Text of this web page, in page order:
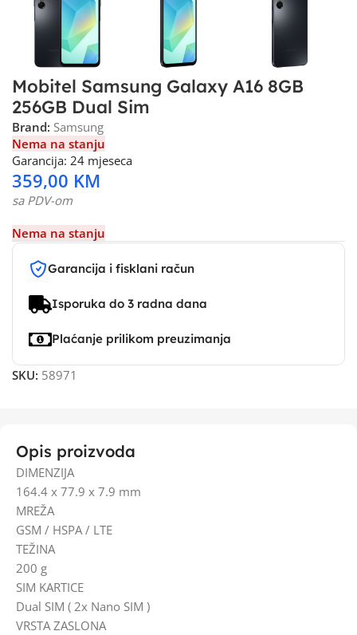
Mobitel Samsung Galaxy A16 8GB
256GB Dual Sim
Brand: Samsung
Nema na stanju
Garancija: 24 mjeseca
359,00 KM
sa PDV-om
Nema na stanju
Garancija i fisklani račun
Isporuka do 3 radna dana
Plaćanje prilikom preuzimanja
SKU: 58971
Opis proizvoda
DIMENZIJA
164.4 x 77.9 x 7.9 mm
MREŽA
GSM / HSPA / LTE
TEŽINA
200 g
SIM KARTICE
Dual SIM ( 2x Nano SIM )
VRSTA ZASLONA